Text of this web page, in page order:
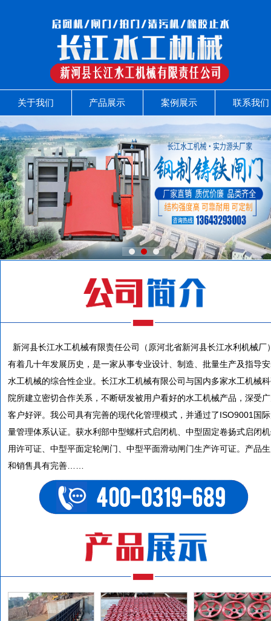
关于我们 产品展示 案例展示 联系我们
新河县长江水工机械有限责任公司（原河北省新河县长江水利机械厂
有着几十年发展历史，是一家从事专业设计、制造、批量生产及指导
水工机械的综合性企业。长江水工机械有限公司与国内多家水工机械
院所建立密切合作关系，不断研发被用户看好的水工机械产品，深受
客户好评。我公司具有完善的现代化管理模式，并通过了ISO9001国
量管理体系认证。获水利部中型螺杆式启闭机、中型固定卷扬式启闭
用许可证、中型平面定轮闸门、中型平面滑动闸门生产许可证。产品
和销售具有完善……